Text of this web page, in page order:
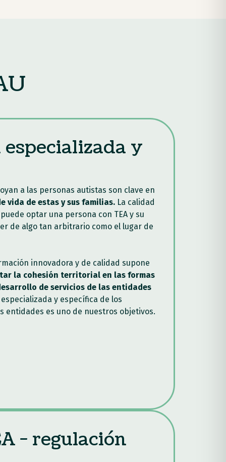
y
a las personas autistas son clave en
vida de estas y sus familias. La calidad
optar una persona con TEA y su
de algo tan arbitrario como el lugar de
innovadora y de calidad supone
la cohesión territorial en las formas
de servicios de las entidades
y específica de los
entidades es uno de nuestros objetivos.
- regulación